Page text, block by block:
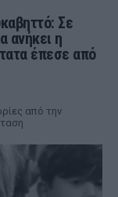
Σε
ανήκει η
έπεσε από
από την